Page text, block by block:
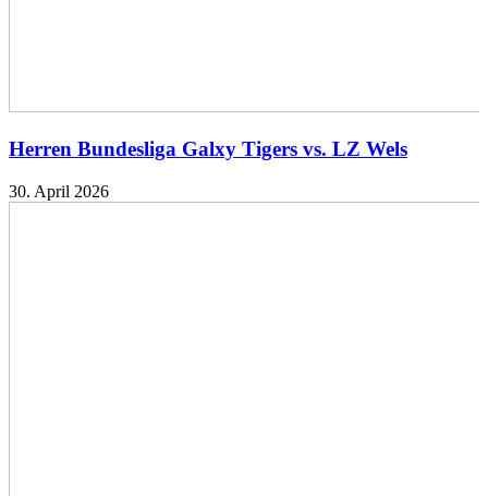
Herren Bundesliga Galxy Tigers vs. LZ Wels
30. April 2026